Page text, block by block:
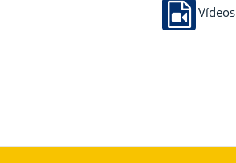
Vídeos